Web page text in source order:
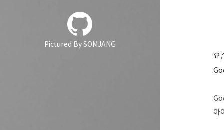
Pictured By SOMJANG
요
아